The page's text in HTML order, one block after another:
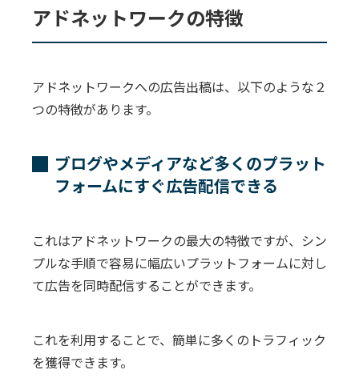
アドネットワークの特徴
アドネットワークへの広告出稿は、以下のような２
つの特徴があります。
ブログやメディアなど多くのプラット
フォームにすぐ広告配信できる
これはアドネットワークの最大の特徴ですが、シン
プルな手順で容易に幅広いプラットフォームに対し
て広告を同時配信することができます。
これを利用することで、簡単に多くのトラフィック
を獲得できます。